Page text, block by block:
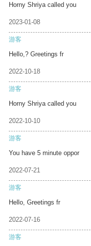
Horny Shriya called you
2023-01-08
游客
Hello,? Greetings fr
2022-10-18
游客
Horny Shriya called you
2022-10-10
游客
You have 5 minute oppor
2022-07-21
游客
Hello, Greetings fr
2022-07-16
游客